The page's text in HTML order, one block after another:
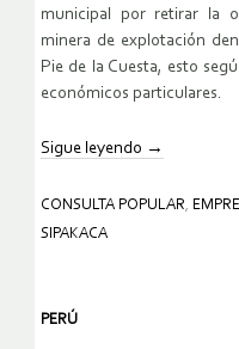
municipal por retirar la
minera de explotación
Pie de la Cuesta, esto
económicos particulares.
Sigue leyendo →
CONSULTA POPULAR,
SIPAKACA
PERÚ